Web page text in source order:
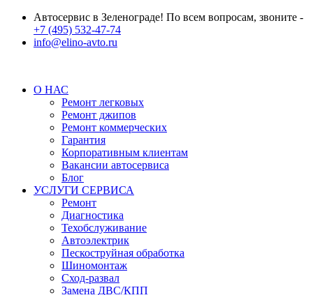
Автосервис в Зеленограде! По всем вопросам, звоните -
+7 (495) 532-47-74
info@elino-avto.ru
О НАС
Ремонт легковых
Ремонт джипов
Ремонт коммерческих
Гарантия
Корпоративным клиентам
Вакансии автосервиса
Блог
УСЛУГИ СЕРВИСА
Ремонт
Диагностика
Техобслуживание
Автоэлектрик
Пескоструйная обработка
Шиномонтаж
Сход-развал
Замена ДВС/КПП